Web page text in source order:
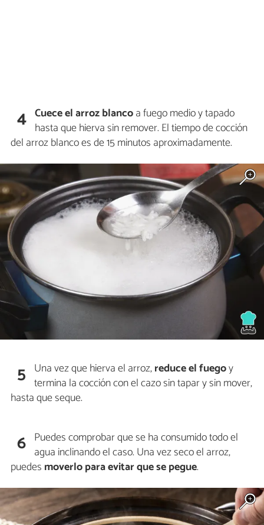
4 Cuece el arroz blancoa fuego medio y tapado
hasta que hierva sin remover. El tiempo de cocción
del arroz blanco es de 15 minutos aproximadamente.
5 Una vez que hierva el arroz,reduce el fuegoy
termina la cocción con el cazo sin tapar y sin mover,
hasta que seque.
6 Puedes comprobar que se ha consumido todo el
agua inclinando el caso. Una vez seco el arroz,
puedes moverlo para evitar que se pegue.